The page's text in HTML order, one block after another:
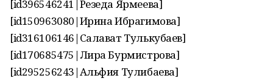
[id396546241|Резеда Ярмеева]
[id150963080|Ирина Ибрагимова]
[id316106146|Салават Тулькубаев]
[id170685475|Лира Бурмистрова]
[id295256243|Альфия Тулибаева]